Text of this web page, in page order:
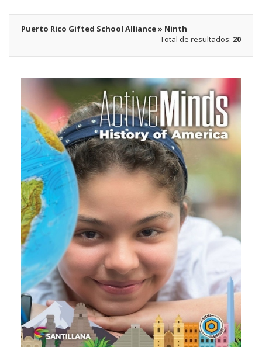
Puerto Rico Gifted School Alliance » Ninth
Total de resultados: 20